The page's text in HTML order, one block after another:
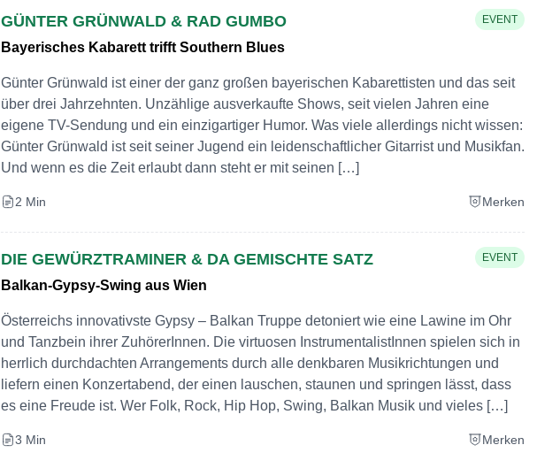
GÜNTER GRÜNWALD & RAD GUMBO EVENT
Bayerisches Kabarett trifft Southern Blues
Günter Grünwald ist einer der ganz großen bayerischen Kabarettisten und das seit
über drei Jahrzehnten. Unzählige ausverkaufte Shows, seit vielen Jahren eine
eigene TV-Sendung und ein einzigartiger Humor. Was viele allerdings nicht wissen:
Günter Grünwald ist seit seiner Jugend ein leidenschaftlicher Gitarrist und Musikfan.
Und wenn es die Zeit erlaubt dann steht er mit seinen […]
2 Min Merken
DIE GEWÜRZTRAMINER & DA GEMISCHTE SATZ EVENT
Balkan-Gypsy-Swing aus Wien
Österreichs innovativste Gypsy – Balkan Truppe detoniert wie eine Lawine im Ohr
und Tanzbein ihrer ZuhörerInnen. Die virtuosen InstrumentalistInnen spielen sich in
herrlich durchdachten Arrangements durch alle denkbaren Musikrichtungen und
liefern einen Konzertabend, der einen lauschen, staunen und springen lässt, dass
es eine Freude ist. Wer Folk, Rock, Hip Hop, Swing, Balkan Musik und vieles […]
3 Min Merken